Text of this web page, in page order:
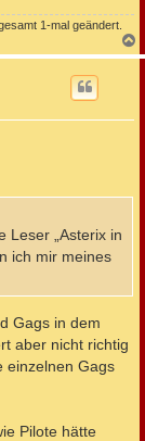
1-mal geändert.
a
Leser „Asterix in
ich mir meines
Gags in dem
aber nicht richtig
einzelnen Gags
Pilote hätte